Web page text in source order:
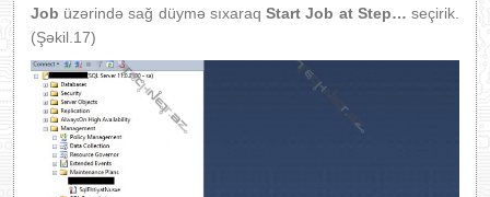
Job üzərində sağ düymə sıxaraqStart Job at Step…seçirik.
(Şəkil.17)